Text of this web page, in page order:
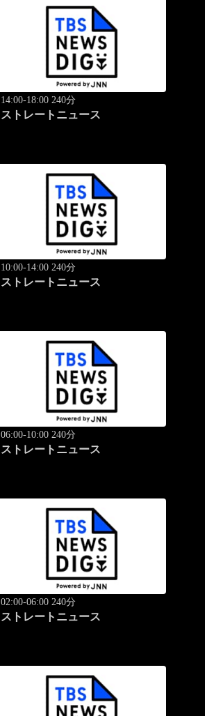
14:00-18:00 240分
ストレートニュース
10:00-14:00 240分
ストレートニュース
06:00-10:00 240分
ストレートニュース
02:00-06:00 240分
ストレートニュース